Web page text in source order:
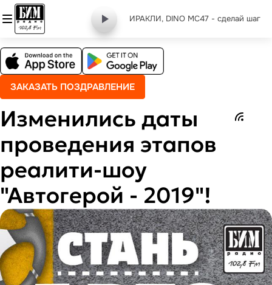
ИРАКЛИ, DINO MC47 - сделай шаг
ЗАКАЗАТЬ ПОЗДРАВЛЕНИЕ
Изменились даты
проведения этапов
реалити-шоу
"Автогерой - 2019"!